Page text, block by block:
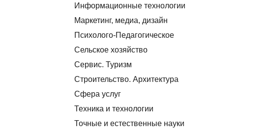
Информационные технологии
Маркетинг, медиа, дизайн
Психолого-Педагогическое
Сельское хозяйство
Сервис. Туризм
Строительство. Архитектура
Сфера услуг
Техника и технологии
Точные и естественные науки